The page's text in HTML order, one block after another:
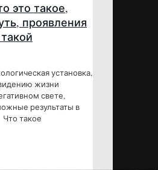
это такое,
проявления
установка,
жизни
свете,
результаты в
такое